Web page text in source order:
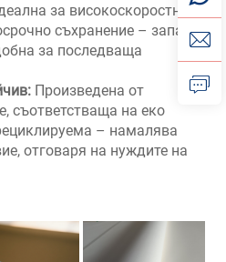
за високоскоростни
съхранение – запазва
за последваща
Произведена от
съответстваща на еко
– намалява
отговаря на нуждите на